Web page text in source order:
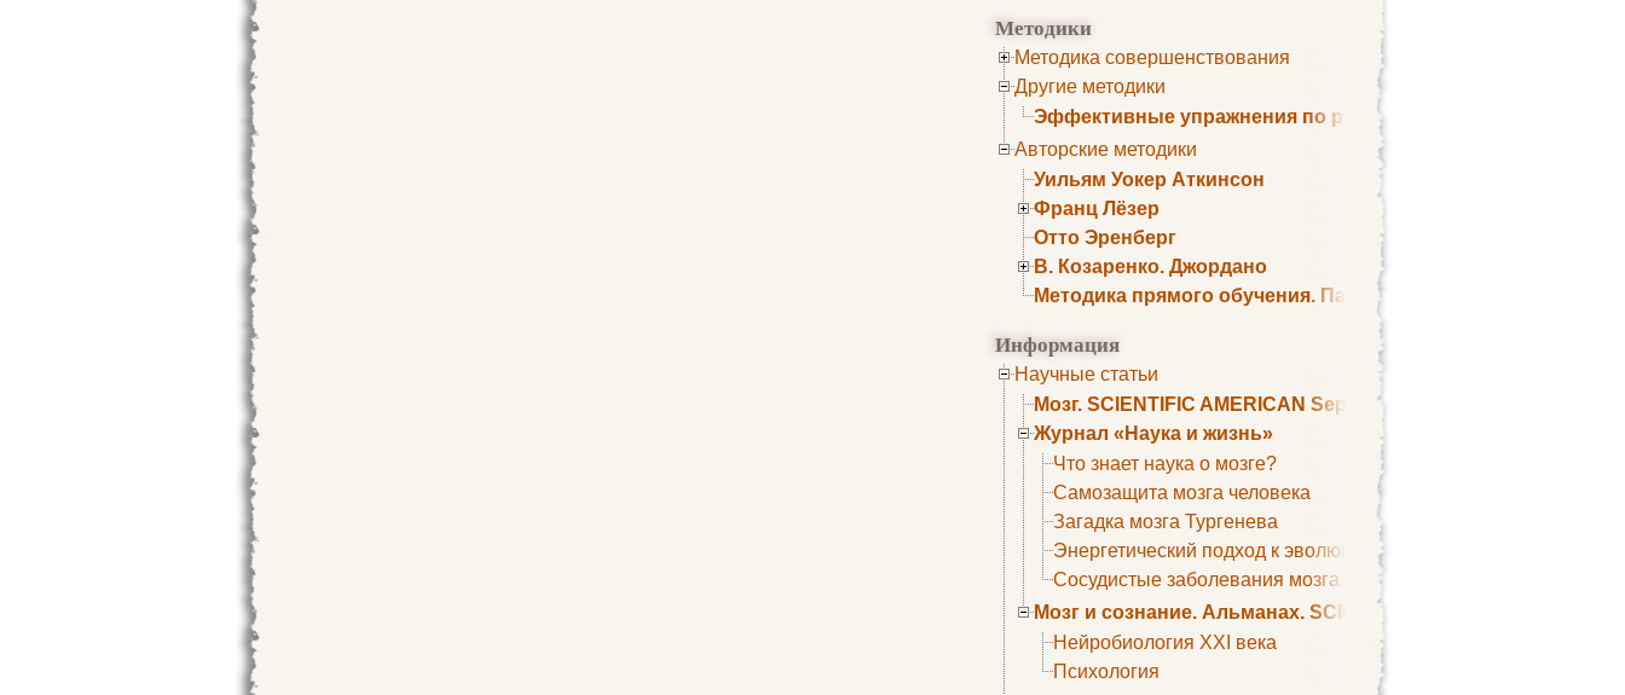
Методики
Методика совершенствования
Другие методики
Эффективные упражнения по развитию памяти
Авторские методики
Уильям Уокер Аткинсон
Франц Лёзер
Отто Эренберг
В. Козаренко. Джордано
Методика прямого обучения. Пауль Шелли
Информация
Научные статьи
Мозг. SCIENTIFIC AMERICAN September 1979
Журнал «Наука и жизнь»
Что знает наука о мозге?
Самозащита мозга человека
Загадка мозга Тургенева
Энергетический подход к эволюции мозга
Сосудистые заболевания мозга. Все может начаться с
Мозг и сознание. Альманах. SCIENTIFIC AMERICAN
Нейробиология XXI века
Психология